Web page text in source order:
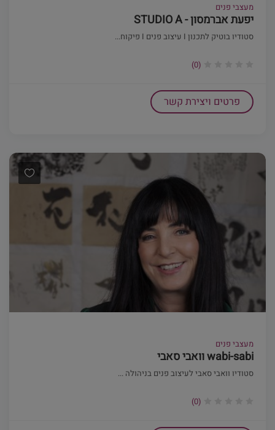
מעצבי פנים
יפעת אברמסון - STUDIO A
סטודיו בוטיק לתכנון I עיצוב פנים I פיקוח...
(0)
פרטים ויצירת קשר
מעצבי פנים
wabi-sabi וואבי סאבי
סטודיו וואבי סאבי לעיצוב פנים בניהולה ...
(0)